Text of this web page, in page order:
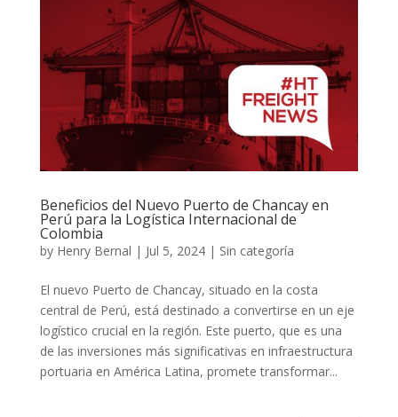
Beneficios del Nuevo Puerto de Chancay en
Perú para la Logística Internacional de
Colombia
by Henry Bernal | Jul 5, 2024| Sin categoría
El nuevo Puerto de Chancay, situado en la costa
central de Perú, está destinado a convertirse en un eje
logístico crucial en la región. Este puerto, que es una
de las inversiones más significativas en infraestructura
portuaria en América Latina, promete transformar...